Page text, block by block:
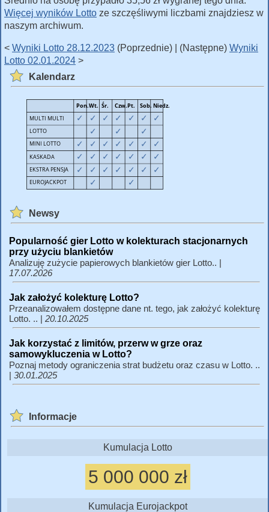
Więcej wyników Lotto ze szczęśliwymi liczbami znajdziesz w
naszym archiwum.
< Wyniki Lotto 28.12.2023 (Poprzednie) | (Następne) Wyniki
Lotto 02.01.2024 >
Kalendarz
Newsy
Popularność gier Lotto w kolekturach stacjonarnych
przy użyciu blankietów
Analizuję zużycie papierowych blankietów gier Lotto.. |
17.07.2026
Jak założyć kolekturę Lotto?
Przeanalizowałem dostępne dane nt. tego, jak założyć kolekturę
Lotto. .. | 20.10.2025
Jak korzystać z limitów, przerw w grze oraz
samowykluczenia w Lotto?
Poznaj metody ograniczenia strat budżetu oraz czasu w Lotto. ..
| 30.01.2025
Informacje
Kumulacja Lotto
5 000 000 zł
Kumulacja Eurojackpot